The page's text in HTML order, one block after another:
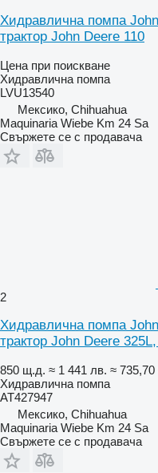
Хидравлична помпа
трактор John Deere 110
Цена при поискване
Хидравлична помпа
LVU13540
Мексико, Chihuahua
Maquinaria Wiebe Km 24 Sa
Свържете се с продавача
2
Хидравлична помпа
трактор John Deere
850 щ.д. ≈ 1 441 лв. ≈ 735,70
Хидравлична помпа
AT427947
Мексико, Chihuahua
Maquinaria Wiebe Km 24 Sa
Свържете се с продавача